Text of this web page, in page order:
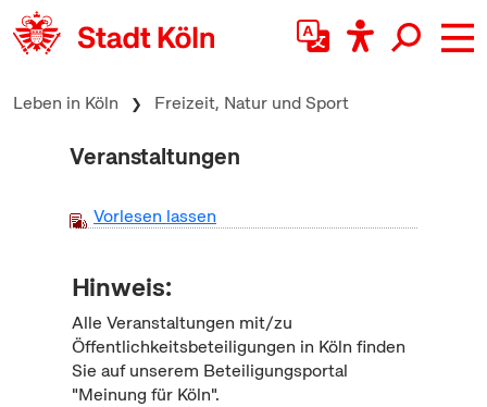
zum Inhalt springen
Leben in Köln Freizeit, Natur und Sport
Veranstaltungen
Vorlesen lassen
Hinweis:
Alle Veranstaltungen mit/zu
Öffentlichkeitsbeteiligungen in Köln finden
Sie auf unserem Beteiligungsportal
"Meinung für Köln".